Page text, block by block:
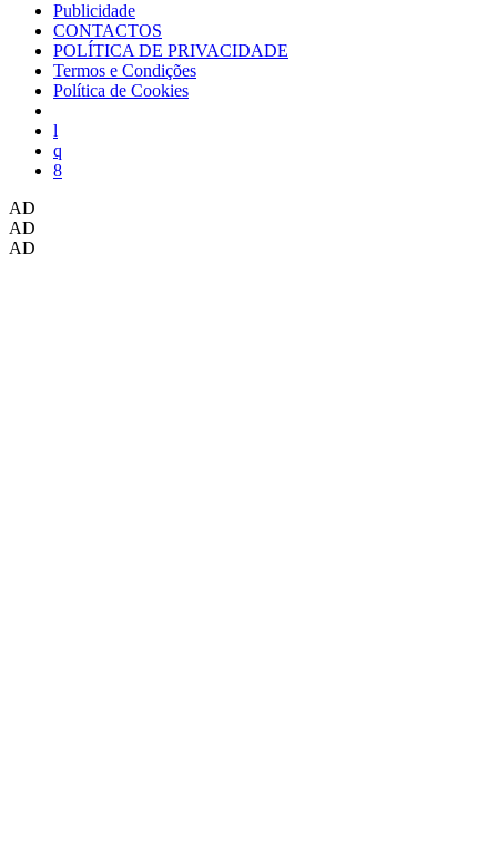
Publicidade
CONTACTOS
POLÍTICA DE PRIVACIDADE
Termos e Condições
Política de Cookies
AD
AD
AD